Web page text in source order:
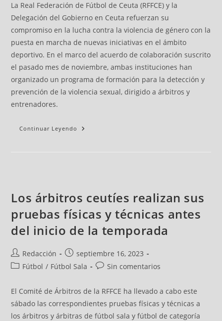
La Real Federación de Fútbol de Ceuta (RFFCE) y la
Delegación del Gobierno en Ceuta refuerzan su
compromiso en la lucha contra la violencia de género con la
puesta en marcha de nuevas iniciativas en el ámbito
deportivo. En el marco del acuerdo de colaboración suscrito
el pasado mes de noviembre, ambas instituciones han
organizado un programa de formación para la detección y
prevención de la violencia sexual, dirigido a árbitros y
entrenadores.
Continuar Leyendo
Los árbitros ceutíes realizan sus
pruebas físicas y técnicas antes
del inicio de la temporada
Redacción
septiembre 16, 2023
Fútbol / Fútbol Sala Sin comentarios
El Comité de Árbitros de la RFFCE ha llevado a cabo este
sábado las correspondientes pruebas físicas y técnicas a
los árbitros y árbitras de fútbol sala y fútbol de categoría